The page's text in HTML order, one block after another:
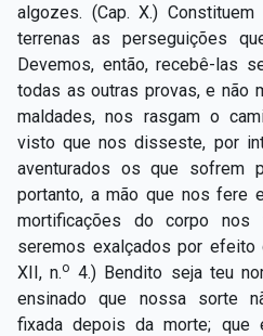
algozes. (Cap. X.)
terrenas as perseguições
Devemos, então, recebê-las
todas as outras provas, e não
maldades, nos rasgam o
visto que nos disseste, por
aventurados os que sofrem
portanto, a mão que nos fere
mortificações do corpo
seremos exalçados por efeito
XII, n.o 4.) Bendito seja teu
ensinado que nossa sorte
fixada depois da morte; que